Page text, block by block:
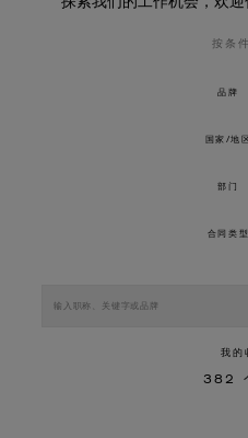
加入
按条
品牌
国家/地区
部门
合同类型
我的
382